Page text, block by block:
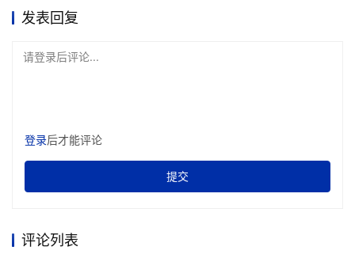
发表回复
请登录后评论...
登录后才能评论
提交
评论列表